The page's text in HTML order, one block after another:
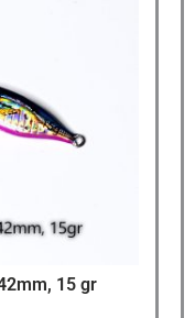
15 gr